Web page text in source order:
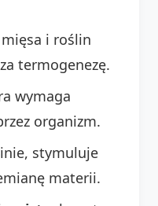
i roślin
termogenezę.
wymaga
organizm.
stymuluje
materii.